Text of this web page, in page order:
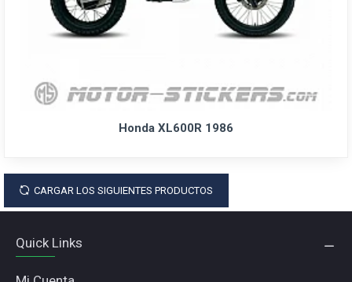
Honda XL600R 1986
CARGAR LOS SIGUIENTES PRODUCTOS
Quick Links